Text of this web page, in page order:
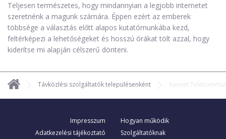
Teljesen természetes, hogy mindannyian a legjobb internetet
szeretnénk a magunk számára. Éppen ezért az emberek
többsége a választás előtt alapos kutatómunkába kezd,
feltérképezi a lehetőségeket és hosszú órákat tölt azzal, hogy
kiderítse mi alapján célszerű dönteni.
Távközlési szolgáltatók településenként Vannet
Impresszum
Adatkezelési tájékoztató
Hogyan működik
Szolgáltatóknak